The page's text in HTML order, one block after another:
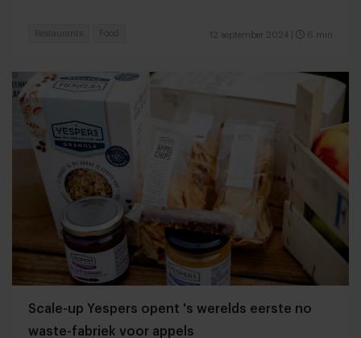
12 september 2024 6 min
Restaurants Food
Scale-up Yespers opent 's werelds eerste no
waste-fabriek voor appels